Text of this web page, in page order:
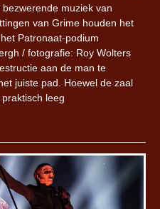
muziek van
van Grime houden het
Patronaat-podium
/ fotografie: Roy Wolters
aan de man te
juiste pad. Hoewel de zaal
leeg